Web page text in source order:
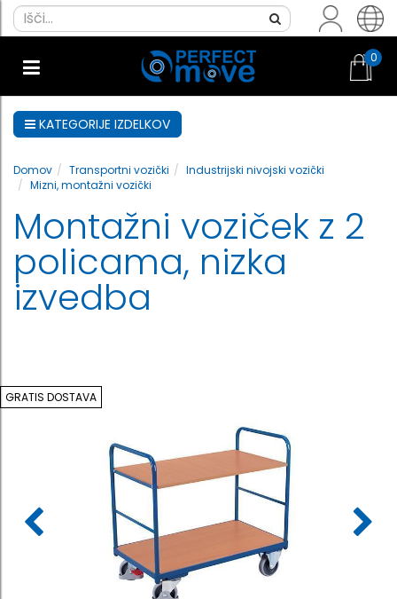
0
KATEGORIJE IZDELKOV
Domov Transportni vozički
Industrijski nivojski vozički
Mizni, montažni vozički
Montažni voziček z 2
policama, nizka
izvedba
GRATIS DOSTAVA